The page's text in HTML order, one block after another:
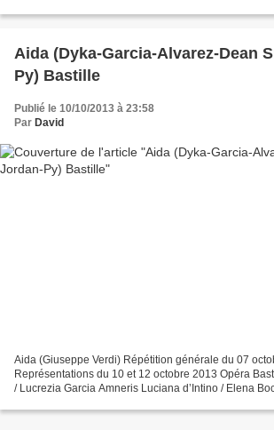
Aida (Dyka-Garcia-Alvarez-Dean
Py) Bastille
Publié le 10/10/2013 à 23:58
Par David
Aida (Giuseppe Verdi) Répétition générale du 07
Représentations du 10 et 12 octobre 2013 Opéra
/ Lucrezia Garcia Amneris Luciana d’Intino / Elena